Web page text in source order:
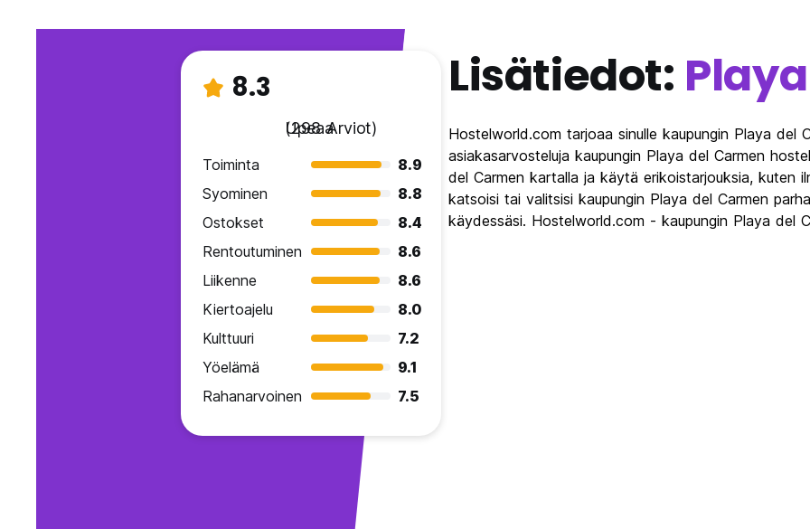
8.3
Upeaa
(298 Arviot)
Toiminta
8.9
Syominen
8.8
Ostokset
8.4
Rentoutuminen
8.6
Liikenne
8.6
Kiertoajelu
8.0
Kulttuuri
7.2
Yöelämä
9.1
Rahanarvoinen
7.5
Lisätiedot:
Hostelworld.com tarjoaa sinulle kaupungin Playa del
asiakasarvosteluja kaupungin Playa del Carmen
del Carmen kartalla ja käytä erikoistarjouksia, kuten
katsoisi tai valitsisi kaupungin Playa del Carmen
käydessäsi. Hostelworld.com - kaupungin Playa del